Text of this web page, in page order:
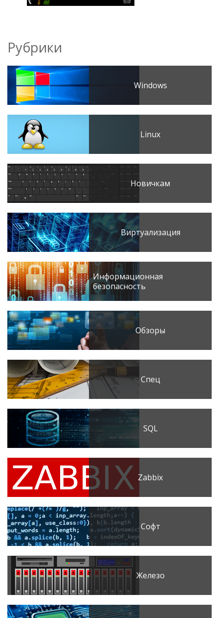
Рубрики
Windows
Linux
Новичкам
Виртуализация
Информационная
безопасность
Обзоры
Спец
SQL
Zabbix
Софт
Железо